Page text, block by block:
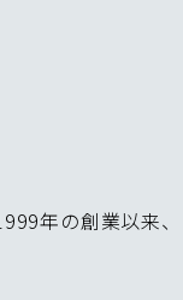
年の創業以来